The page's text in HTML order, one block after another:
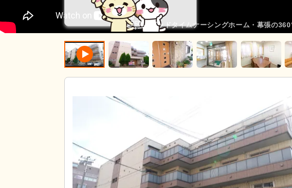
グッドタイムナーシングホーム・幕張の